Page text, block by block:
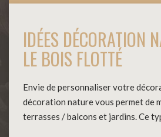
IDÉES DÉCORATION
LE BOIS FLOTTÉ
Envie de personnaliser votre
décoration nature vous permet de
terrasses / balcons et jardins. Ce